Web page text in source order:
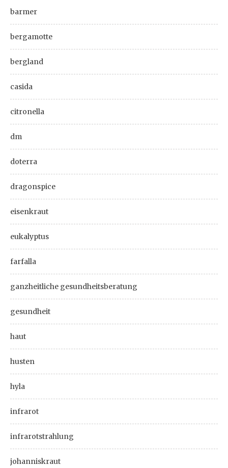
barmer
bergamotte
bergland
casida
citronella
dm
doterra
dragonspice
eisenkraut
eukalyptus
farfalla
ganzheitliche gesundheitsberatung
gesundheit
haut
husten
hyla
infrarot
infrarotstrahlung
johanniskraut